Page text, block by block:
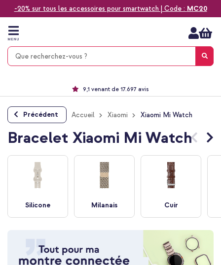
-20% sur tous les accessoires pour smartwatch | Code : MC20
Aller
contenu
MENU
Choisissez entre la livraison à domicile, rapide ou en point relais
9,1 venant de 17.697 avis
Précédent Accueil Xiaomi Xiaomi Mi Watch
Bracelet Xiaomi Mi Watch
Silicone Milanais Cuir